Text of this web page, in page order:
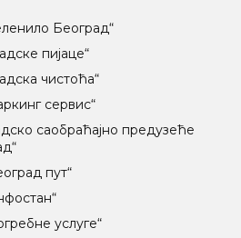
Београд“
пијаце“
чистоћа“
сервис“
саобраћајно предузеће
пут“
услуге“